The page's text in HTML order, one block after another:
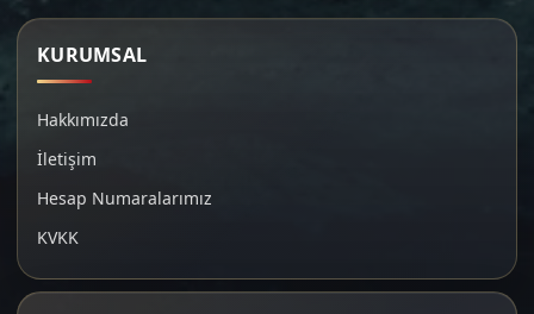
KURUMSAL
Hakkımızda
İletişim
Hesap Numaralarımız
KVKK